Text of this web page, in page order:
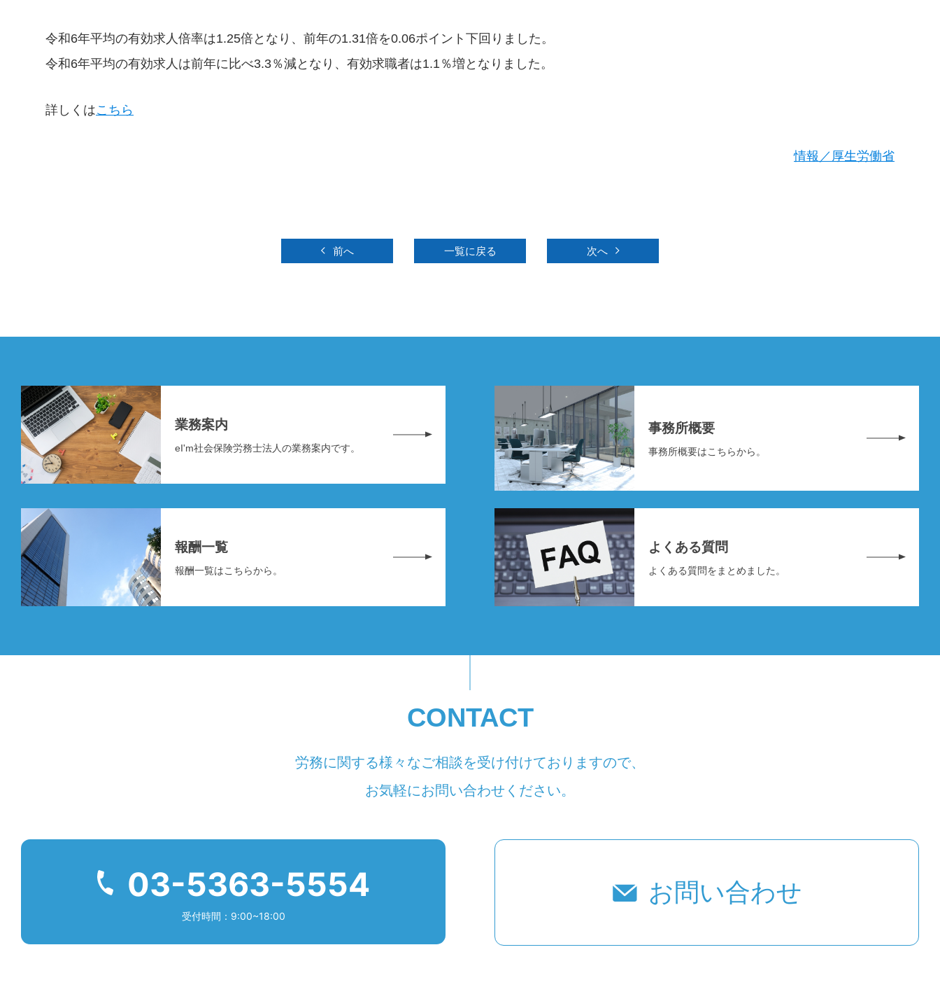
令和6年平均の有効求人倍率は1.25倍となり、前年の1.31倍を0.06ポイント下回りました。
令和6年平均の有効求人は前年に比べ3.3％減となり、有効求職者は1.1％増となりました。
詳しくはこちら
情報／厚生労働省
前へ 一覧に戻る 次へ
業務案内
eI'm社会保険労務士法人の業務案内です。
事務所概要
事務所概要はこちらから。
報酬一覧
報酬一覧はこちらから。
よくある質問
よくある質問をまとめました。
CONTACT
労務に関する様々なご相談を受け付けておりますので、
お気軽にお問い合わせください。
03-5363-5554
受付時間：9:00~18:00
お問い合わせ